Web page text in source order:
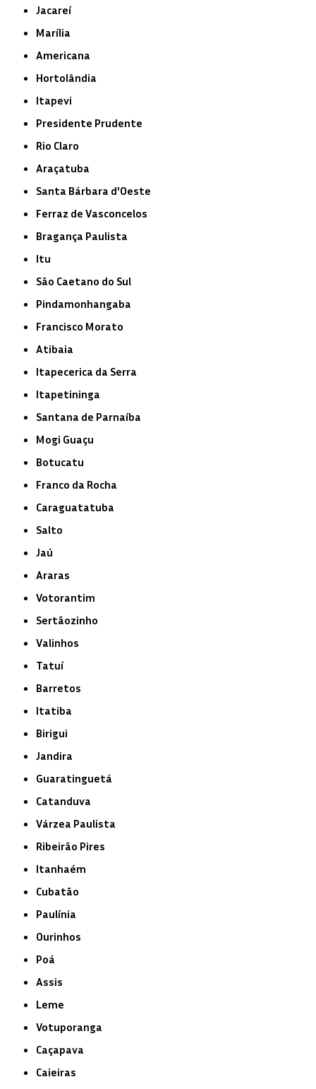
Jacareí
Marília
Americana
Hortolândia
Itapevi
Presidente Prudente
Rio Claro
Araçatuba
Santa Bárbara d'Oeste
Ferraz de Vasconcelos
Bragança Paulista
Itu
São Caetano do Sul
Pindamonhangaba
Francisco Morato
Atibaia
Itapecerica da Serra
Itapetininga
Santana de Parnaíba
Mogi Guaçu
Botucatu
Franco da Rocha
Caraguatatuba
Salto
Jaú
Araras
Votorantim
Sertãozinho
Valinhos
Tatuí
Barretos
Itatiba
Birigui
Jandira
Guaratinguetá
Catanduva
Várzea Paulista
Ribeirão Pires
Itanhaém
Cubatão
Paulínia
Ourinhos
Poá
Assis
Leme
Votuporanga
Caçapava
Caieiras